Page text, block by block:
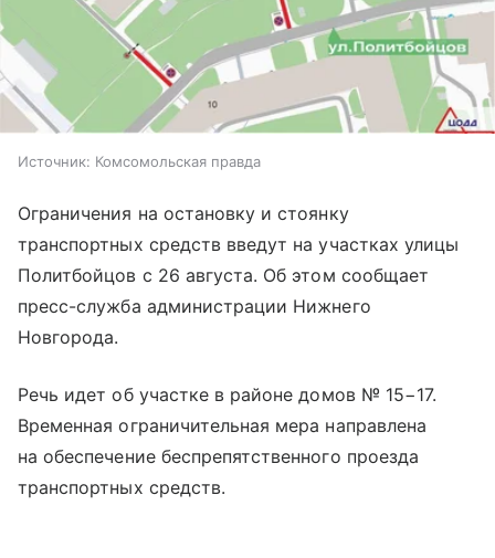
Источник: Комсомольская правда
Ограничения на остановку и стоянку
транспортных средств введут на участках улицы
Политбойцов с 26 августа. Об этом сообщает
пресс-служба администрации Нижнего
Новгорода.
Речь идет об участке в районе домов № 15−17.
Временная ограничительная мера направлена
на обеспечение беспрепятственного проезда
транспортных средств.